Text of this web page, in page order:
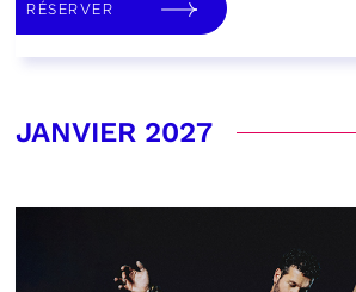
RÉSERVER
JANVIER 2027